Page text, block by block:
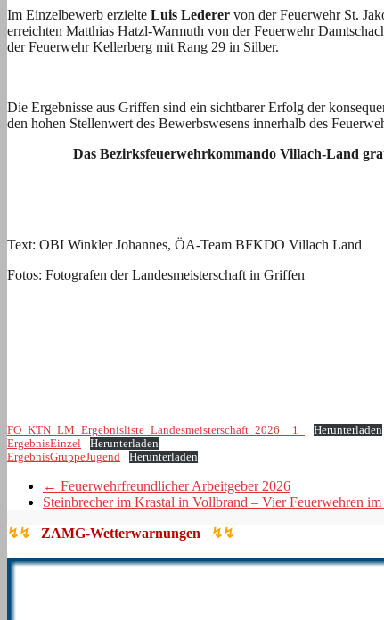
Im Einzelbewerb erzielte Luis Lederer von der Feuerwehr St.
erreichten Matthias Hatzl-Warmuth von der Feuerwehr
der Feuerwehr Kellerberg mit Rang 29 in Silber.
Die Ergebnisse aus Griffen sind ein sichtbarer Erfolg der
den hohen Stellenwert des Bewerbswesens innerhalb des
Das Bezirksfeuerwehrkommando Villach-Land
Text: OBI Winkler Johannes, ÖA-Team BFKDO Villach Land
Fotos: Fotografen der Landesmeisterschaft in Griffen
FO_KTN_LM_Ergebnisliste_Landesmeisterschaft_2026__1_
Herunterladen
ErgebnisEinzel
Herunterladen
ErgebnisGruppeJugend
Herunterladen
← Feuerwehrfreundlicher Arbeitgeber 2026
Steinbrecher im Krastal in Vollbrand – Vier Feuerwehren im
↯↯ ZAMG-Wetterwarnungen ↯↯